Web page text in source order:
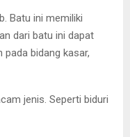
Batu ini memiliki
dari batu ini dapat
bidang kasar,
jenis. Seperti biduri